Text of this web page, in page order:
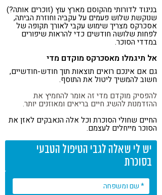
בניגוד לדורותי מהקוסם מארץ עוץ (זוכרים אותה?)
שנוקשת שלוש פעמים על עקביה וחוזרת הביתה,
אסכרקס מצריך שימוש עקבי לאורך תקופה של
לפחות שלושה חודשים כדי להראות שיפורים
במדדי הסוכר.
אל תיגמלו מאסכרקס מוקדם מדי
גם אם אינכם רואים תוצאות תוך חודש-חודשיים,
חשוב להמשיך ליטול את התוסף.
להפסיק מוקדם מדי זה אומר להחמיץ את
ההזדמנות להשיג חיים בריאים ומאוזנים יותר.
החיים שחולי הסוכרת וכל אלה הנאבקים לאזן את
הסוכר מייחלים לעצמם.
יש לי שאלה לגבי הטיפול הטבעי
בסוכרת